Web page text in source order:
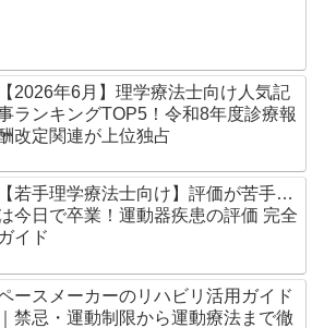
【2026年6月】理学療法士向け人気記
ランキングTOP5！令和8年度診療報
改定関連が上位独占
【若手理学療法士向け】評価が苦手…
今日で卒業！運動器疾患の評価 完全
ガイド
ースメーカーのリハビリ活用ガイド
｜禁忌・運動制限から運動療法まで徹